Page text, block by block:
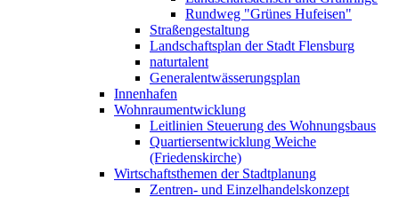
Rundweg "Grünes Hufeisen"
Straßengestaltung
Landschaftsplan der Stadt Flensburg
naturtalent
Generalentwässerungsplan
Innenhafen
Wohnraumentwicklung
Leitlinien Steuerung des Wohnungsbaus
Quartiersentwicklung Weiche
(Friedenskirche)
Wirtschaftsthemen der Stadtplanung
Zentren- und Einzelhandelskonzept